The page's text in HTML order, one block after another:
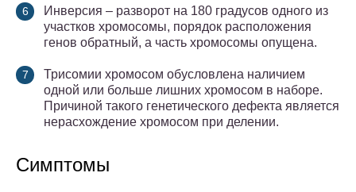
Инверсия – разворот на 180 градусов одного из
участков хромосомы, порядок расположения
генов обратный, а часть хромосомы опущена.
Трисомии хромосом обусловлена наличием
одной или больше лишних хромосом в наборе.
Причиной такого генетического дефекта является
нерасхождение хромосом при делении.
Симптомы